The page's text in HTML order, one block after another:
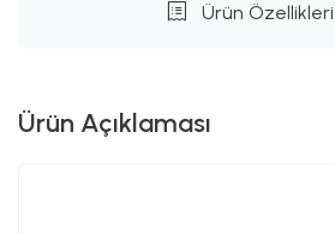
Ürün Özellikleri
Ürün Açıklaması